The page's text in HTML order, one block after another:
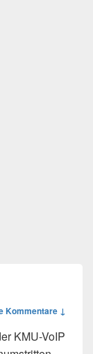
Kommentare ↓
KMU-VoIP